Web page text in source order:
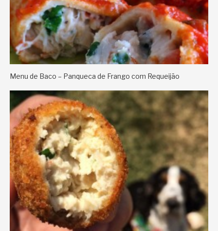
Menu de Baco – Panqueca de Frango com Requeijão